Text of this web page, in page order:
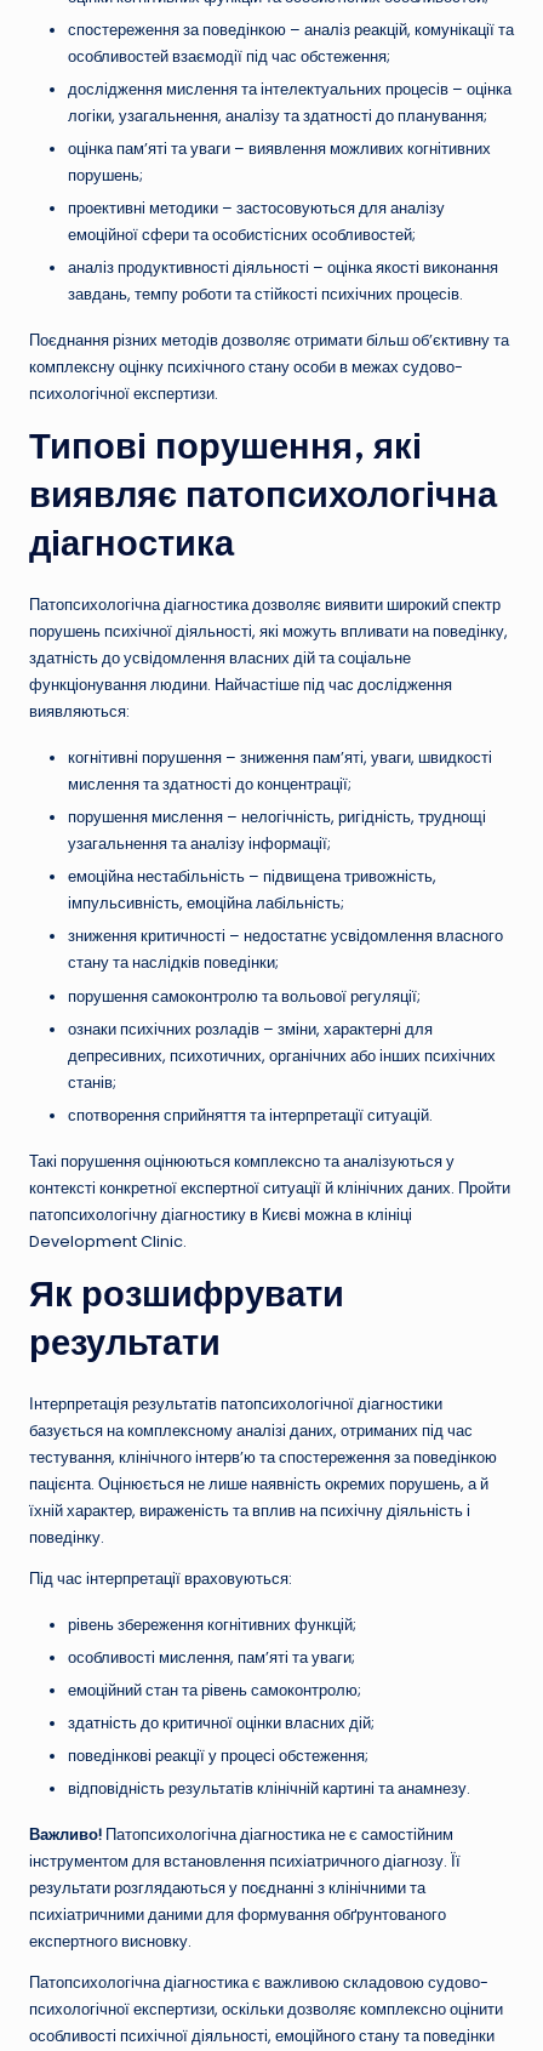
спостереження за поведінкою – аналіз реакцій, комунікації та
особливостей взаємодії під час обстеження;
дослідження мислення та інтелектуальних процесів – оцінка
логіки, узагальнення, аналізу та здатності до планування;
оцінка пам’яті та уваги – виявлення можливих когнітивних
порушень;
проективні методики – застосовуються для аналізу
емоційної сфери та особистісних особливостей;
аналіз продуктивності діяльності – оцінка якості виконання
завдань, темпу роботи та стійкості психічних процесів.
Поєднання різних методів дозволяє отримати більш об’єктивну та
комплексну оцінку психічного стану особи в межах судово-
психологічної експертизи.
Типові порушення, які
виявляє патопсихологічна
діагностика
Патопсихологічна діагностика дозволяє виявити широкий спектр
порушень психічної діяльності, які можуть впливати на поведінку,
здатність до усвідомлення власних дій та соціальне
функціонування людини. Найчастіше під час дослідження
виявляються:
когнітивні порушення – зниження пам’яті, уваги, швидкості
мислення та здатності до концентрації;
порушення мислення – нелогічність, ригідність, труднощі
узагальнення та аналізу інформації;
емоційна нестабільність – підвищена тривожність,
імпульсивність, емоційна лабільність;
зниження критичності – недостатнє усвідомлення власного
стану та наслідків поведінки;
порушення самоконтролю та вольової регуляції;
ознаки психічних розладів – зміни, характерні для
депресивних, психотичних, органічних або інших психічних
станів;
спотворення сприйняття та інтерпретації ситуацій.
Такі порушення оцінюються комплексно та аналізуються у
контексті конкретної експертної ситуації й клінічних даних. Пройти
патопсихологічну діагностику в Києві можна в клініці
Development Clinic.
Як розшифрувати
результати
Інтерпретація результатів патопсихологічної діагностики
базується на комплексному аналізі даних, отриманих під час
тестування, клінічного інтерв’ю та спостереження за поведінкою
пацієнта. Оцінюється не лише наявність окремих порушень, а й
їхній характер, вираженість та вплив на психічну діяльність і
поведінку.
Під час інтерпретації враховуються:
рівень збереження когнітивних функцій;
особливості мислення, пам’яті та уваги;
емоційний стан та рівень самоконтролю;
здатність до критичної оцінки власних дій;
поведінкові реакції у процесі обстеження;
відповідність результатів клінічній картині та анамнезу.
Важливо! Патопсихологічна діагностика не є самостійним
інструментом для встановлення психіатричного діагнозу. Її
результати розглядаються у поєднанні з клінічними та
психіатричними даними для формування обґрунтованого
експертного висновку.
Патопсихологічна діагностика є важливою складовою судово-
психологічної експертизи, оскільки дозволяє комплексно оцінити
особливості психічної діяльності, емоційного стану та поведінки